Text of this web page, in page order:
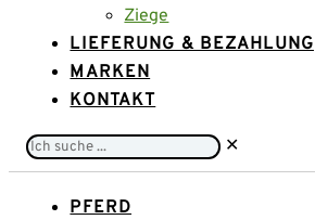
Ziege
LIEFERUNG & BEZAHLUNG
MARKEN
KONTAKT
Ich
suche
✕
PFERD